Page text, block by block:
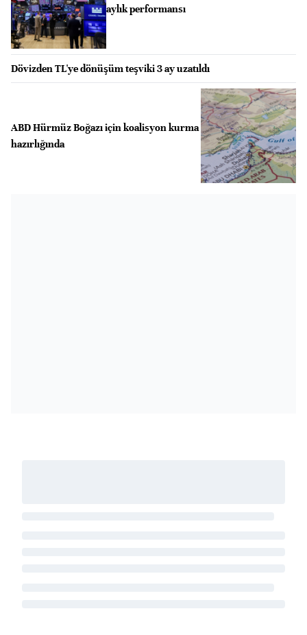
aylık performansı
Dövizden TL'ye dönüşüm teşviki 3 ay uzatıldı
ABD Hürmüz Boğazı için koalisyon kurma
hazırlığında